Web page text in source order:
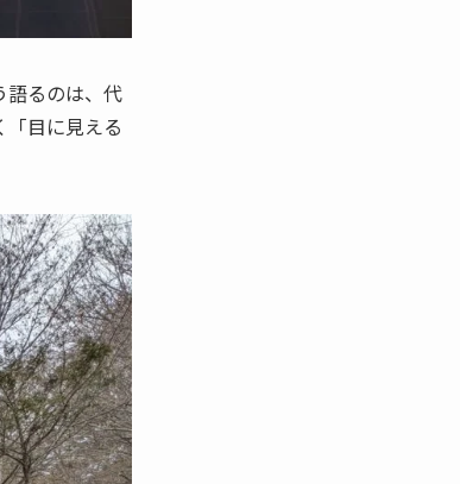
語るのは、代
目に見える